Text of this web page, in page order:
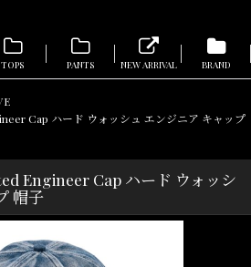
TOPS PANTS NEW ARRIVAL BRAND
Cap ハード ウォッシュ エンジニア キャップ
Engineer Cap ハード ウォッシ
帽子